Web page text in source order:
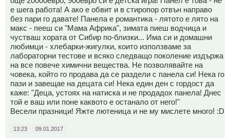
е шега работа! А ако е обвит и в стиропор отвън направо
без пари го давате! Панела е романтика - лятото е лято на
макс - пееш си "Мама Африка", зимата пиеш водчица и
чустваш хората от Сибир по-близки... Има си и домашни
любимци - хлебарки-жигулки, които използваме за
лабораторни тестове и всяко следващо поколение издържа
на все повече химични вещества. Не позволявайте на
човека, който го продава да се раздели с панела си! Нека го
пази и завещае на децата си! Нека един ден с гордост да
каже: "Деца, устоях на натиска и не продадох панела! Днес
той е ваш или поне каквото е останало от него!"
Весели празници! Яжте лютеница и не му мислете много! :D
13:23 09.01.2017